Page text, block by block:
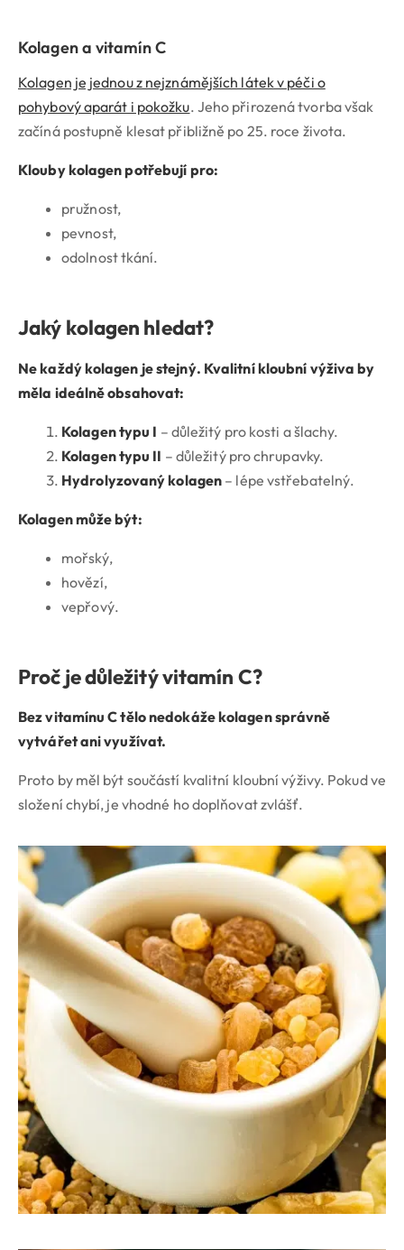
Kolagen a vitamín C
Kolagen je jednou z nejznámějších látek v péči o
pohybový aparát i pokožku. Jeho přirozená tvorba však
začíná postupně klesat přibližně po 25. roce života.
Klouby kolagen potřebují pro:
pružnost,
pevnost,
odolnost tkání.
Jaký kolagen hledat?
Ne každý kolagen je stejný. Kvalitní kloubní výživa by
měla ideálně obsahovat:
Kolagen typu I – důležitý pro kosti a šlachy.
Kolagen typu II – důležitý pro chrupavky.
Hydrolyzovaný kolagen – lépe vstřebatelný.
Kolagen může být:
mořský,
hovězí,
vepřový.
Proč je důležitý vitamín C?
Bez vitamínu C tělo nedokáže kolagen správně
vytvářet ani využívat.
Proto by měl být součástí kvalitní kloubní výživy. Pokud ve
složení chybí, je vhodné ho doplňovat zvlášť.